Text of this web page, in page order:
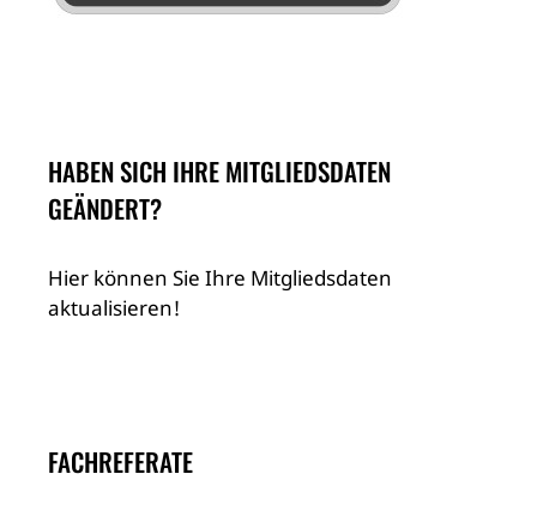
HABEN SICH IHRE MITGLIEDSDATEN
GEÄNDERT?
Hier können Sie Ihre Mitgliedsdaten
aktualisieren!
FACHREFERATE